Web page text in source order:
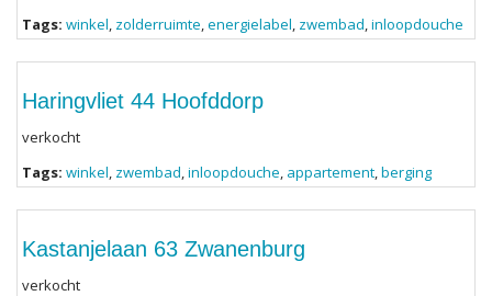
Tags: winkel, zolderruimte,energielabel, zwembad,inloopdouche
Haringvliet 44 Hoofddorp
verkocht
Tags: winkel, zwembad,inloopdouche, appartement,berging
Kastanjelaan 63 Zwanenburg
verkocht